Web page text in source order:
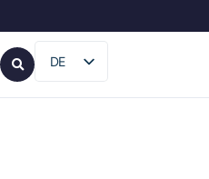
DE